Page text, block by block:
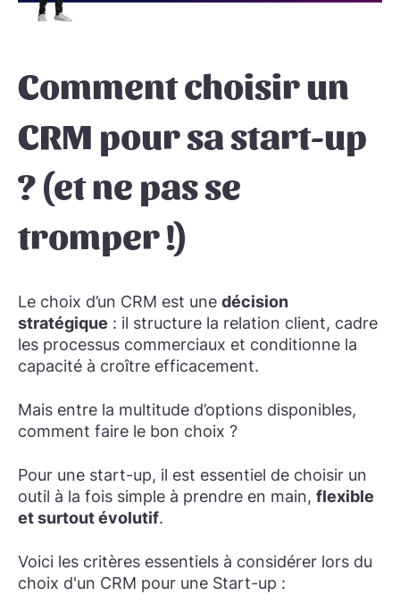
Comment choisir un
CRM pour sa start-up
? (et ne pas se
tromper !)
Le choix d’un CRM est une décision
stratégique : il structure la relation client, cadre
les processus commerciaux et conditionne la
capacité à croître efficacement.
Mais entre la multitude d’options disponibles,
comment faire le bon choix ?
Pour une start-up, il est essentiel de choisir un
outil à la fois simple à prendre en main, flexible
et surtout évolutif.
Voici les critères essentiels à considérer lors du
choix d'un CRM pour une Start-up :